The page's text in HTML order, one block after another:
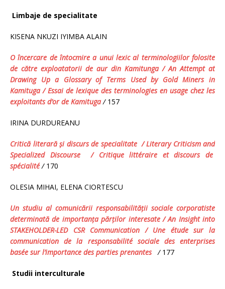
Limbaje de specialitate
KISENA NKUZI IYIMBA ALAIN
O încercare de întocmire a unui lexic al terminologiilor folosite
de către exploatatorii de aur din Kamitunga / An Attempt at
Drawing Up a GlossaryofTerms Used by Gold Minersin
Kamituga/Essai de lexique des terminologies en usage chez les
exploitants d’or de Kamituga/157
IRINA DURDUREANU
Critică literară şi discurs de specialitate /Literary Criticism and
Specialized Discourse/ Critique littéraire et discours de
spécialité/ 170
OLESIA MIHAI, ELENA CIORTESCU
Un studiu al comunicării responsabilității sociale corporatiste
determinată de importanța părților interesate / An Insight into
STAKEHOLDER-LED CSR Communication / Une étude sur la
communication de la responsabilité sociale des enterprises
basée sur l’importance des parties prenantes / 177
Studii interculturale